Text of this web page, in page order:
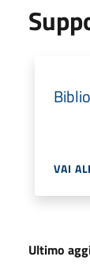
VAI
Ultimo